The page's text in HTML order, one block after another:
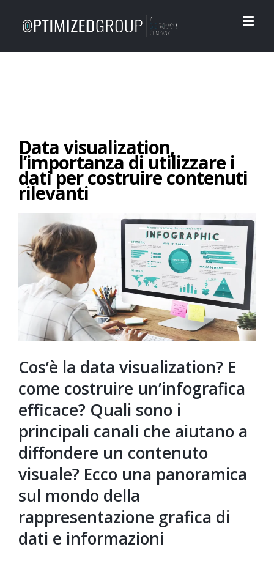
Data visualization,
l’importanza di utilizzare i
dati per costruire contenuti
rilevanti
Cos’è la data visualization? E
come costruire un’infografica
efficace? Quali sono i
principali canali che aiutano a
diffondere un contenuto
visuale? Ecco una panoramica
sul mondo della
rappresentazione grafica di
dati e informazioni